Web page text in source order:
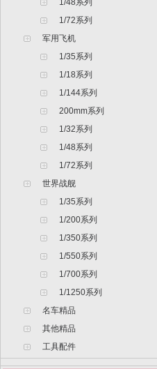
1/48系列
1/72系列
军用飞机
1/35系列
1/18系列
1/144系列
200mm系列
1/32系列
1/48系列
1/72系列
世界战舰
1/35系列
1/200系列
1/350系列
1/550系列
1/700系列
1/1250系列
名车精品
其他精品
工具配件